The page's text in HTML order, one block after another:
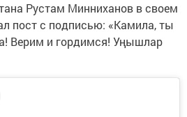
Рустам Минниханов в своем
пост с подписью: «Камила, ты
Верим и гордимся! Уңышлар